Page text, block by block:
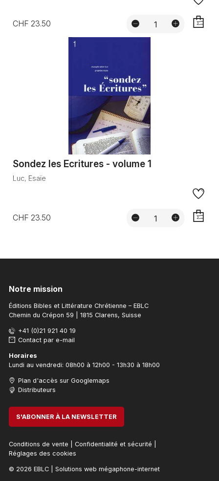
CHF 23.50
Sondez les Ecritures - volume 1
Luc, Esaïe
CHF 23.50
Notre mission
Éditions Bibles et Littérature Chrétienne – EBLC
Chemin du Crépon 59 | 1815 Clarens, Suisse
+41 (0)21 921 40 19
Contact par e-mail
Horaires
Lundi au vendredi: 08h00 à 12h00 - 13h30 à 18h00
Plan d'accès sur Googlemaps
Distributeurs
S'ABONNER À LA NEWSLETTER
Conditions de vente Confidentialité et sécurité
Réglages des cookies
© 2026 EBLC| Solutions web mégaphone-internet